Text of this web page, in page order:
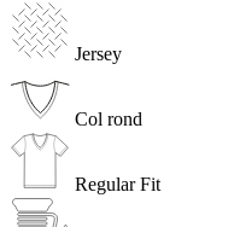
Jersey
Col rond
Regular Fit